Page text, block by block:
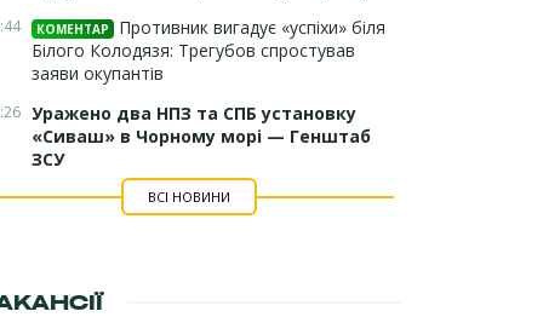
КОМЕНТАР
Противник вигадує «успіхи» біля
Білого Колодязя: Трегубов спростував
заяви окупантів
Уражено два НПЗ та СПБ установку
«Сиваш» в Чорному морі — Генштаб
ЗСУ
ВСІ НОВИНИ